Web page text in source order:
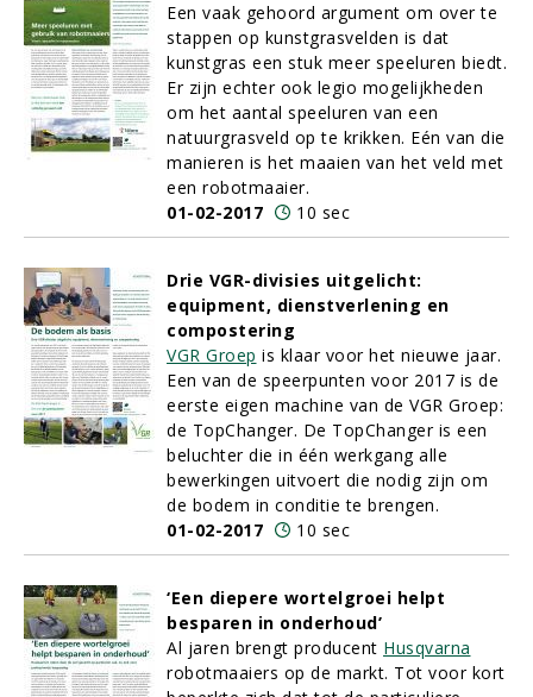
Een vaak gehoord argument om over te
stappen op kunstgrasvelden is dat
kunstgras een stuk meer speeluren biedt.
Er zijn echter ook legio mogelijkheden
om het aantal speeluren van een
natuurgrasveld op te krikken. Eén van die
manieren is het maaien van het veld met
een robotmaaier.
01-02-2017
10 sec
Drie VGR-divisies uitgelicht:
equipment, dienstverlening en
compostering
VGR Groep is klaar voor het nieuwe jaar.
Een van de speerpunten voor 2017 is de
eerste eigen machine van de VGR Groep:
de TopChanger. De TopChanger is een
beluchter die in één werkgang alle
bewerkingen uitvoert die nodig zijn om
de bodem in conditie te brengen.
01-02-2017
10 sec
‘Een diepere wortelgroei helpt
besparen in onderhoud’
Al jaren brengt producent Husqvarna
robotmaaiers op de markt. Tot voor kort